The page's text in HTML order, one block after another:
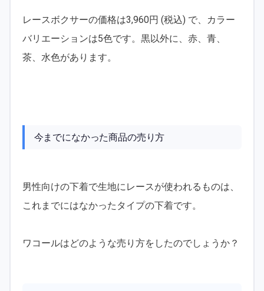
レースボクサーの価格は3,960円 (税込) で、カラー
バリエーションは5色です。黒以外に、赤、青、
茶、水色があります。
今までになかった商品の売り方
男性向けの下着で生地にレースが使われるものは、
これまでにはなかったタイプの下着です。
ワコールはどのような売り方をしたのでしょうか？